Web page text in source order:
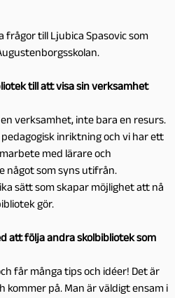
frågor till Ljubica Spasovic som
till att visa sin verksamhet
verksamhet, inte bara en resurs.
inriktning och vi har ett
med lärare och
något som syns utifrån.
sätt som skapar möjlighet att nå
gör.
att följa andra skolbibliotek som
får många tips och idéer! Det är
kommer på. Man är väldigt ensam i